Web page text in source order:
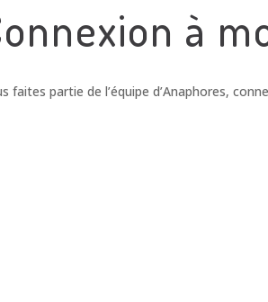
à
faites partie de l’équipe d’Anaphores,